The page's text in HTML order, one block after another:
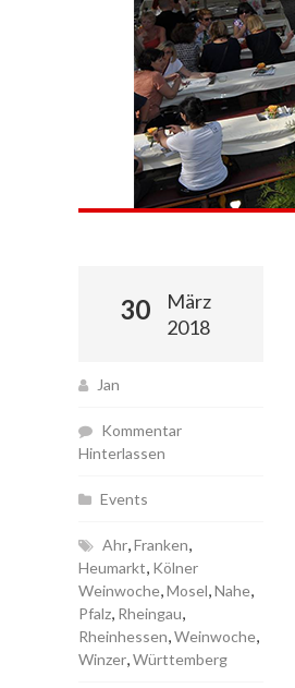
30
März
2018
Jan
Kommentar
Hinterlassen
Events
Ahr,Franken,
Heumarkt, Kölner
Weinwoche,Mosel,Nahe,
Pfalz, Rheingau,
Rheinhessen,Weinwoche,
Winzer,Württemberg